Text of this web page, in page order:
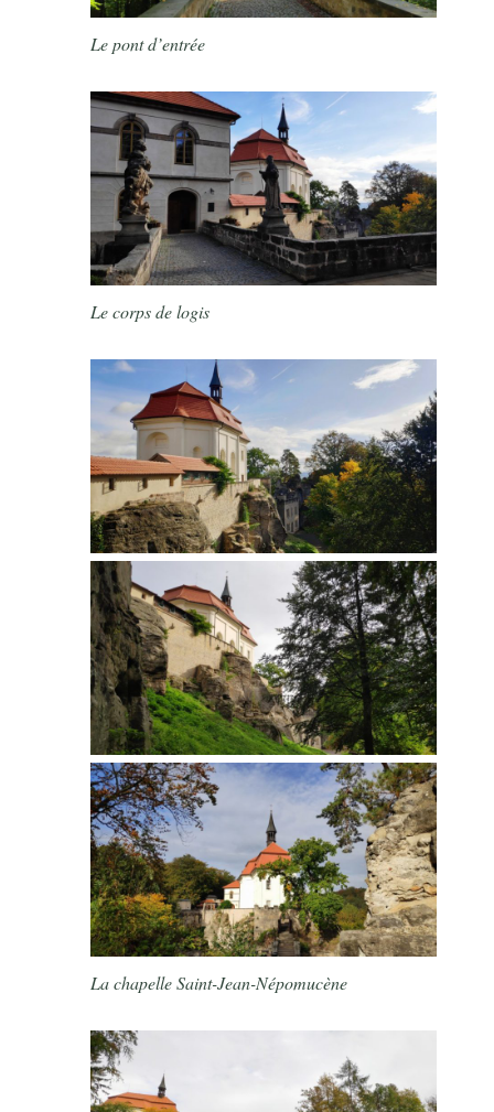
Le pont d’entrée
Le corps de logis
La chapelle Saint-Jean-Népomucène